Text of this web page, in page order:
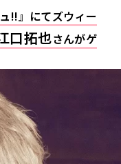
!!』にてズウィー
口拓也さんがゲ